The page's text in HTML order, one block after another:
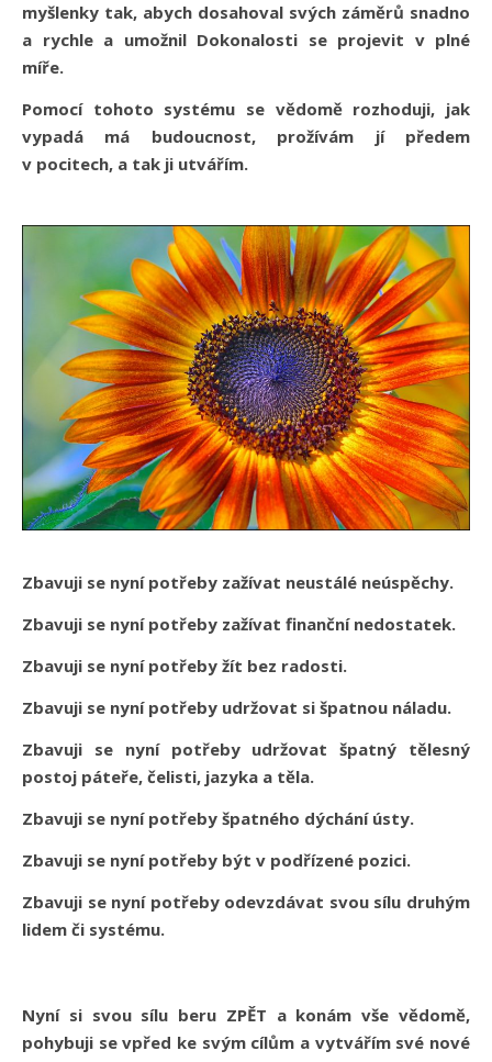
myšlenky tak, abych dosahoval svých záměrů snadno
a rychle a umožnil Dokonalosti se projevit v plné
míře.
Pomocí tohoto systému se vědomě rozhoduji, jak
vypadá má budoucnost, prožívám jí předem
v pocitech, a tak ji utvářím.
Zbavuji se nyní potřeby zažívat neustálé neúspěchy.
Zbavuji se nyní potřeby zažívat finanční nedostatek.
Zbavuji se nyní potřeby žít bez radosti.
Zbavuji se nyní potřeby udržovat si špatnou náladu.
Zbavuji se nyní potřeby udržovat špatný tělesný
postoj páteře, čelisti, jazyka a těla.
Zbavuji se nyní potřeby špatného dýchání ústy.
Zbavuji se nyní potřeby být v podřízené pozici.
Zbavuji se nyní potřeby odevzdávat svou sílu druhým
lidem či systému.
Nyní si svou sílu beru ZPĚT a konám vše vědomě,
pohybuji se vpřed ke svým cílům a vytvářím své nové